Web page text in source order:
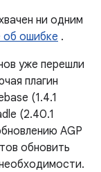
ни одним
ошибке .
уже перешли
плагин
(1.4.1
(2.40.1
AGP
обновить